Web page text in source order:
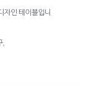
자인 테이블입니
,